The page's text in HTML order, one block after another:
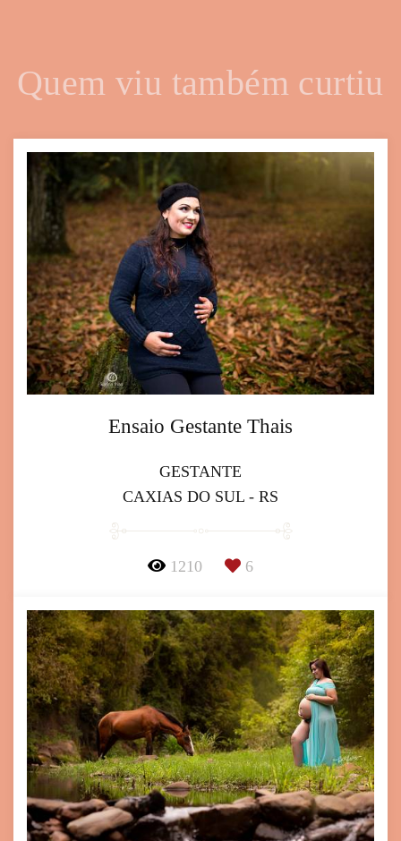
Quem viu também curtiu
Ensaio Gestante Thais
GESTANTE
CAXIAS DO SUL - RS
1210 6